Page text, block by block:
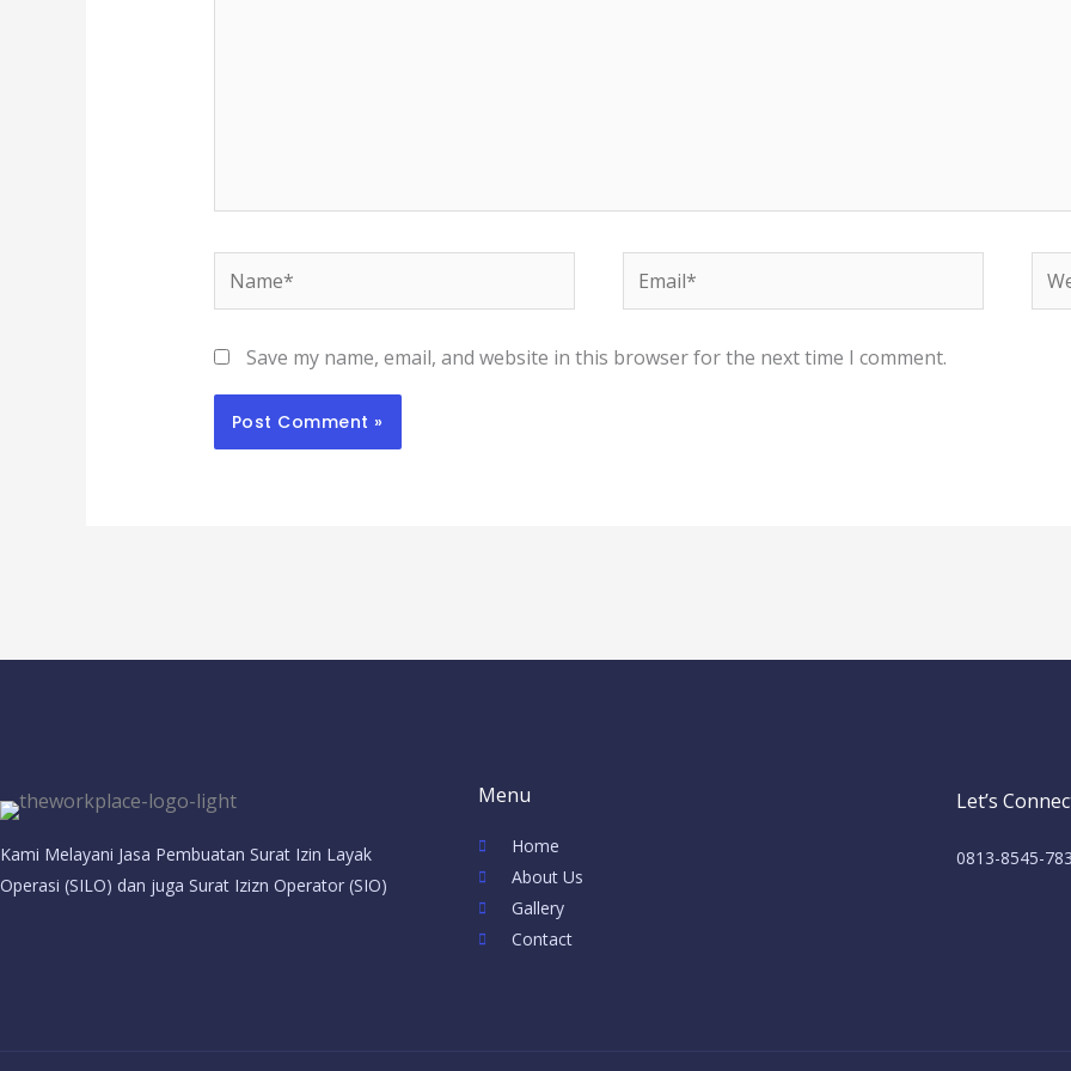
Name* Email*
Save my name, email, and website in this browser for the next time I comment.
Kami Melayani Jasa Pembuatan Surat Izin Layak
Operasi (SILO) dan juga Surat Izizn Operator (SIO)
Menu
Home
About Us
Gallery
Contact
Let’s
0813-8545-